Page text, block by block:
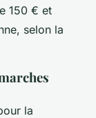
150 € et
selon la
la